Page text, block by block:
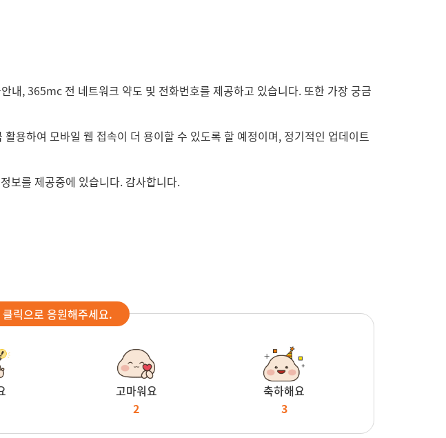
, 365mc 전 네트워크 약도 및 전화번호를 제공하고 있습니다. 또한 가장 궁금
용하여 모바일 웹 접속이 더 용이할 수 있도록 할 예정이며, 정기적인 업데이트
보를 제공중에 있습니다. 감사합니다.
릭으로 응원해주세요.
고마워요
2
축하해요
3